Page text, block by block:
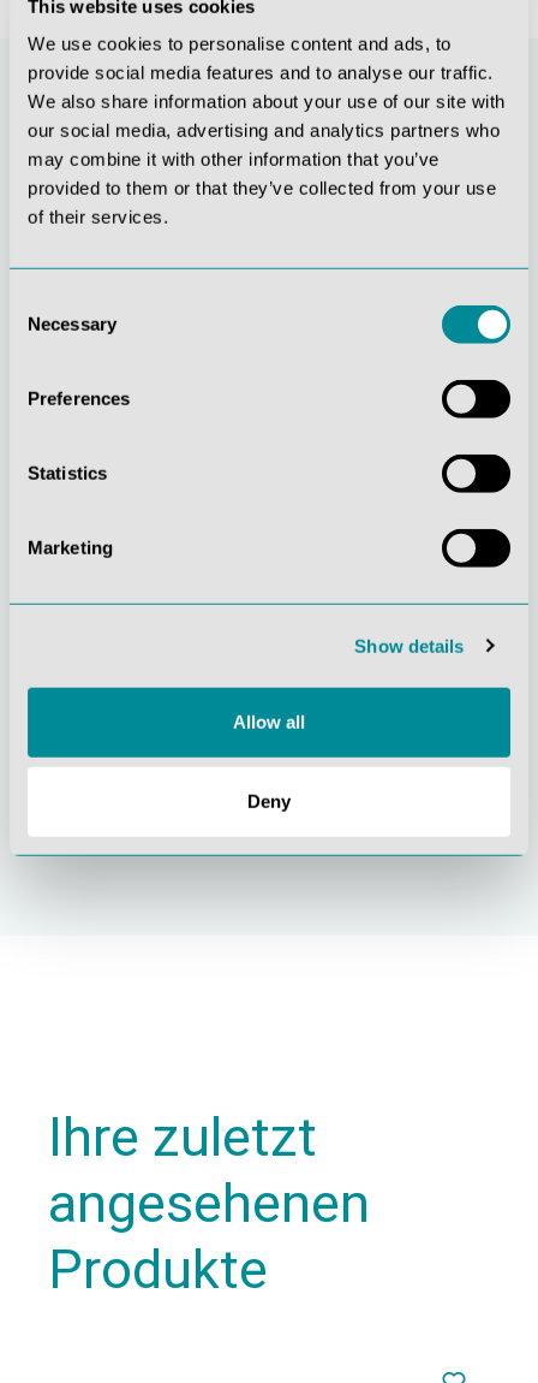
This website uses cookies
We use cookies to personalise content and ads, to
provide social media features and to analyse our traffic.
We also share information about your use of our site with
our social media, advertising and analytics partners who
may combine it with other information that you’ve
provided to them or that they’ve collected from your use
of their services.
Selection
Necessary
Preferences
Statistics
Marketing
Show details
Allow all
Deny
Stetige
Verantwortung
Gelebte
Verständnis für
Ihre zuletzt
angesehenen
Produkte